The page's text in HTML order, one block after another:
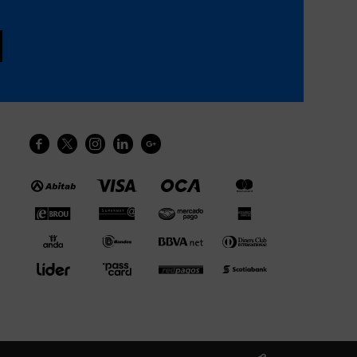
    